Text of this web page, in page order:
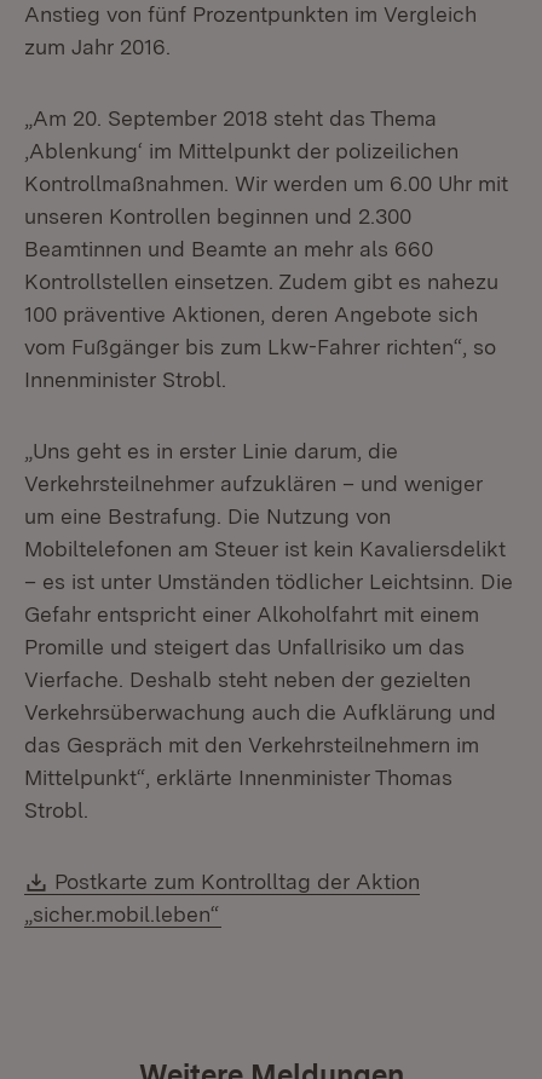
Anstieg von fünf Prozentpunkten im Vergleich
zum Jahr 2016.
„Am 20. September 2018 steht das Thema
‚Ablenkung‘ im Mittelpunkt der polizeilichen
Kontrollmaßnahmen. Wir werden um 6.00 Uhr mit
unseren Kontrollen beginnen und 2.300
Beamtinnen und Beamte an mehr als 660
Kontrollstellen einsetzen. Zudem gibt es nahezu
100 präventive Aktionen, deren Angebote sich
vom Fußgänger bis zum Lkw-Fahrer richten“, so
Innenminister Strobl.
„Uns geht es in erster Linie darum, die
Verkehrsteilnehmer aufzuklären – und weniger
um eine Bestrafung. Die Nutzung von
Mobiltelefonen am Steuer ist kein Kavaliersdelikt
– es ist unter Umständen tödlicher Leichtsinn. Die
Gefahr entspricht einer Alkoholfahrt mit einem
Promille und steigert das Unfallrisiko um das
Vierfache. Deshalb steht neben der gezielten
Verkehrsüberwachung auch die Aufklärung und
das Gespräch mit den Verkehrsteilnehmern im
Mittelpunkt“, erklärte Innenminister Thomas
Strobl.
Download:
Postkarte zum Kontrolltag der Aktion
„sicher.mobil.leben“